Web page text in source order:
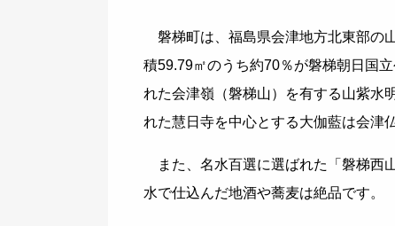
磐梯町は、福島県会津地方北東部の
積59.79㎡のうち約70％が磐梯朝日国
れた会津嶺（磐梯山）を有する山紫水
れた慧日寺を中心とする大伽藍は会津
また、名水百選に選ばれた「磐梯西
水で仕込んだ地酒や蕎麦は絶品です。